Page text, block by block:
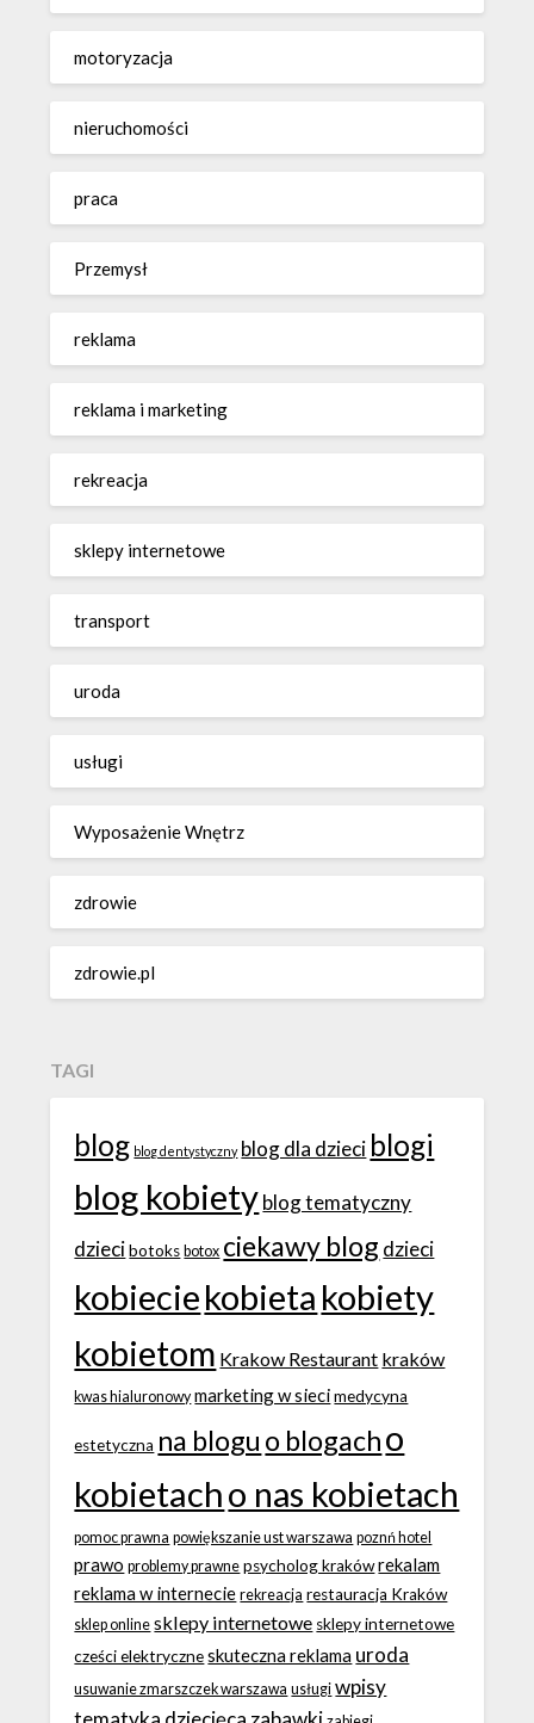
motoryzacja
nieruchomości
praca
Przemysł
reklama
reklama i marketing
rekreacja
sklepy internetowe
transport
uroda
usługi
Wyposażenie Wnętrz
zdrowie
zdrowie.pl
TAGI
blog blog dentystyczny blog dla dzieci blogi
blog kobietyblog tematyczny
dzieci botoks botox ciekawy blog dzieci
kobieciekobieta kobiety
kobietom Krakow Restaurant kraków
kwas hialuronowy marketing w sieci medycyna
estetyczna na blogu o blogacho
kobietacho nas kobietach
pomoc prawna powiększanie ust warszawa poznń hotel
prawo problemy prawne psycholog krakówrekalam
reklama w internecie rekreacja restauracja Kraków
sklep online sklepy internetowe sklepy internetowe
cześci elektryczne skuteczna reklama uroda
usuwanie zmarszczek warszawa usługi wpisy